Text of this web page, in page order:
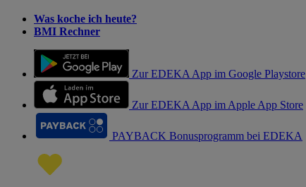
Was koche ich heute?
BMI Rechner
Zur EDEKA App im Google Playstore
Zur EDEKA App im Apple App Store
PAYBACK Bonusprogramm bei EDEKA